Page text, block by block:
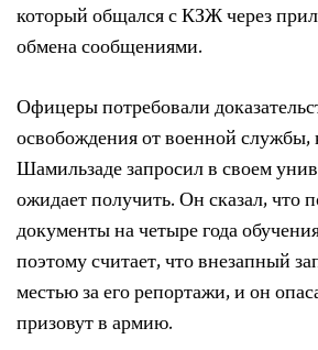
который общался с КЗЖ через
обмена сообщениями.
Офицеры потребовали
освобождения от военной службы,
Шамильзаде запросил в своем
ожидает получить. Он сказал, что
документы на четыре года
поэтому считает, что внезапный
местью за его репортажи, и он
призовут в армию.